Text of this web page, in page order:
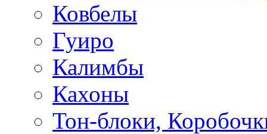
Ковбелы
Гуиро
Калимбы
Кахоны
Тон-блоки,